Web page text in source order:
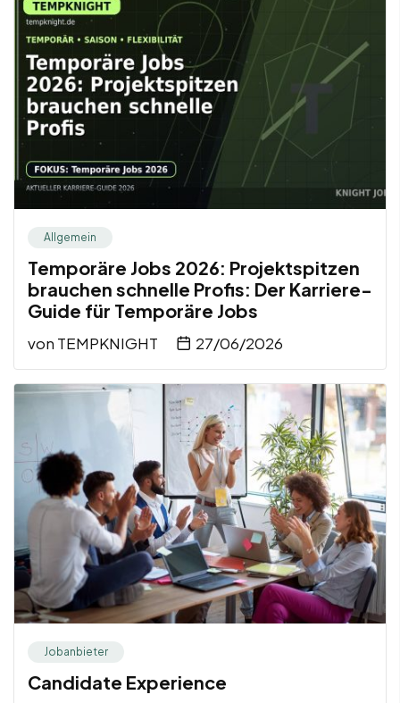
Allgemein
Temporäre Jobs 2026: Projektspitzen
brauchen schnelle Profis: Der Karriere-
Guide für Temporäre Jobs
von TEMPKNIGHT 27/06/2026
Jobanbieter
Candidate Experience